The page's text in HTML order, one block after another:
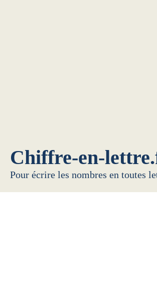
Chiffre-en-
Pour écrire les nombres en toutes